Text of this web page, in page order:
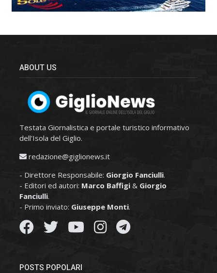
ABOUT US
Testata Giornalistica e portale turistico informativo
dell'Isola del Giglio.
redazione@giglionews.it
- Direttore Responsabile: Giorgio Fanciulli.
- Editori ed autori: Marco Baffigi & Giorgio
Fanciulli.
- Primo inviato: Giuseppe Monti.
POSTS POPOLARI